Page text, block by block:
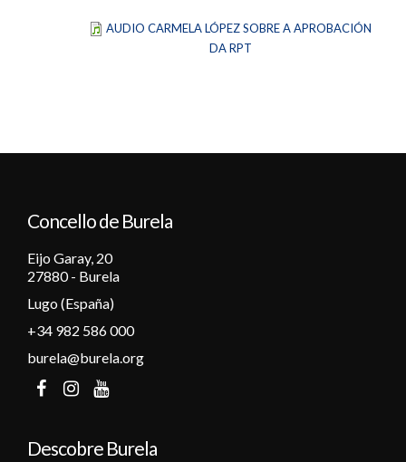
AUDIO CARMELA LÓPEZ SOBRE A APROBACIÓN
DA RPT
Concello de Burela
Eijo Garay, 20
27880 - Burela
Lugo (España)
+34 982 586 000
burela@burela.org
Descobre Burela